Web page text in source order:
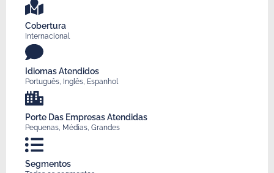
Cobertura
Internacional
Idiomas Atendidos
Português, Inglês, Espanhol
Porte Das Empresas Atendidas
Pequenas, Médias, Grandes
Segmentos